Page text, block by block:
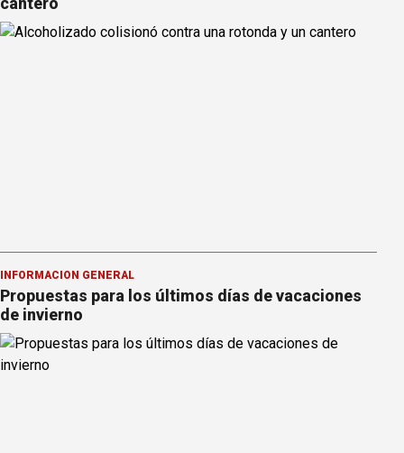
INFORMACION GENERAL
Propuestas para los últimos días de vacaciones
de invierno